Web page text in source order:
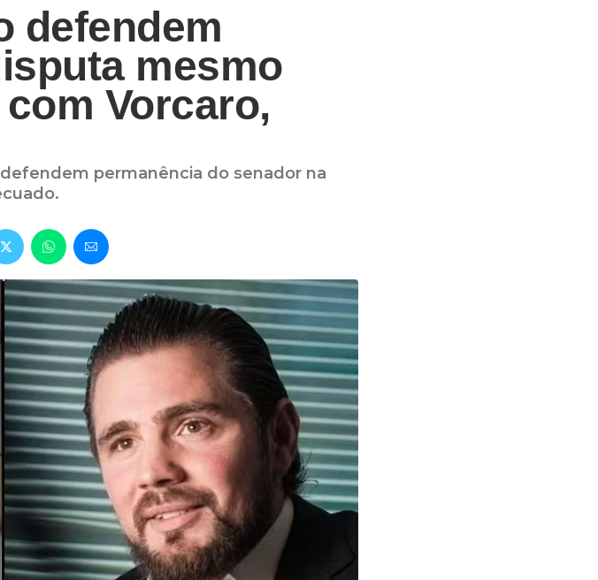
defendem
mesmo
Vorcaro,
permanência do senador na